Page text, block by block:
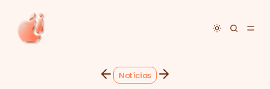
Toggle
Notícias